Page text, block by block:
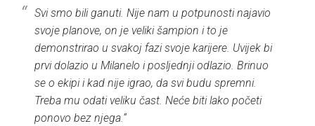
Svi smo bili ganuti. Nije nam u potpunosti najavio
svoje planove, on je veliki šampion i to je
demonstrirao u svakoj fazi svoje karijere. Uvijek bi
prvi dolazio u Milanelo i posljednji odlazio. Brinuo
se o ekipi i kad nije igrao, da svi budu spremni.
Treba mu odati veliku čast. Neće biti lako početi
ponovo bez njega.“